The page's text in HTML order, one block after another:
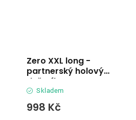
Zero XXL long -
partnerský holový
deštník
Skladem
998 Kč